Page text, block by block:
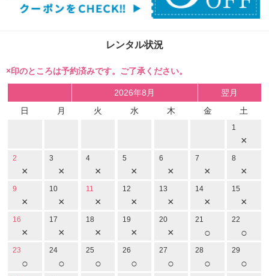
レンタル状況
×印のところは予約済みです。ご了承ください。
2026年8月
翌月
日
月 火 水 木 金 土
1
×
2
×
3
×
4
×
5
×
6
×
7
×
8
×
9
×
10
×
11
×
12
×
13
×
14
×
15
×
16
×
17
×
18
×
19
×
20
×
21
○
22
○
23
○
24
○
25
○
26
○
27
○
28
○
29
○